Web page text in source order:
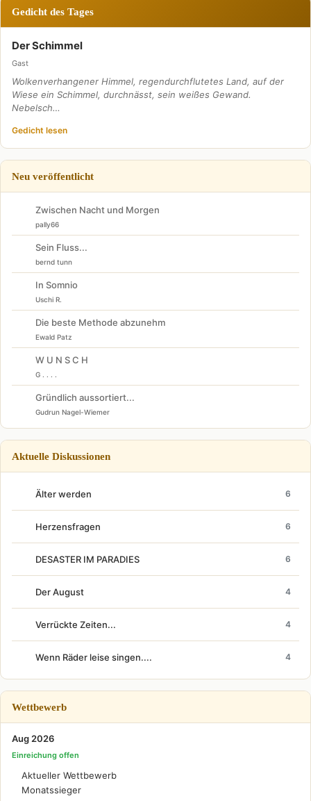
Gedicht des Tages
Der Schimmel
Gast
Wolkenverhangener Himmel, regendurchflutetes Land, auf der
Wiese ein Schimmel, durchnässt, sein weißes Gewand.
Nebelsch…
Gedicht lesen
Neu veröffentlicht
Zwischen Nacht und Morgen
pally66
Sein Fluss...
bernd tunn
In Somnio
Uschi R.
Die beste Methode abzunehm
Ewald Patz
W U N S C H
G . . . .
Gründlich aussortiert...
Gudrun Nagel-Wiemer
Aktuelle Diskussionen
Älter werden 6
Herzensfragen 6
DESASTER IM PARADIES 6
Der August 4
Verrückte Zeiten... 4
Wenn Räder leise singen.... 4
Wettbewerb
Aug 2026
Einreichung offen
Aktueller Wettbewerb
Monatssieger